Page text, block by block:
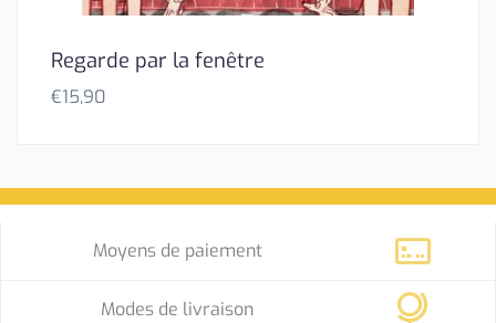
Regarde par la fenêtre
€15,90
Moyens de paiement
Modes de livraison